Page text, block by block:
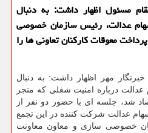
مسئول اظهار داشت: به دنبال
عدالت، رئیس سازمان خصوصی
معوقات كاركنان تعاونی ها را
مهر اظهار داشت: به دنبال
عدالت درباره امنیت شغلی که منجر
شد، جلسه ای با حضور دو نفر از
سهام عدالت شرکت کننده در این تجمع
خصوصی سازی و معاون معاونت